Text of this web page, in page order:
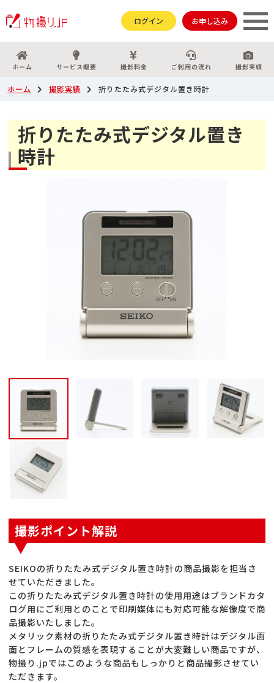
ログイン お申し込み
ホーム サービス概要 撮影料金 ご利用の流れ 撮影実績
ホーム 撮影実績 折りたたみ式デジタル置き時計
折りたたみ式デジタル置き
時計
撮影ポイント解説
SEIKOの折りたたみ式デジタル置き時計の商品撮影を担当さ
せていただきました。
この折りたたみ式デジタル置き時計の使用用途はブランドカタ
ログ用にご利用とのことで印刷媒体にも対応可能な解像度で商
品撮影いたしました。
メタリック素材の折りたたみ式デジタル置き時計はデジタル画
面とフレームの質感を表現することが大変難しい商品ですが、
物撮り.jpではこのような商品もしっかりと商品撮影させてい
ただきます。